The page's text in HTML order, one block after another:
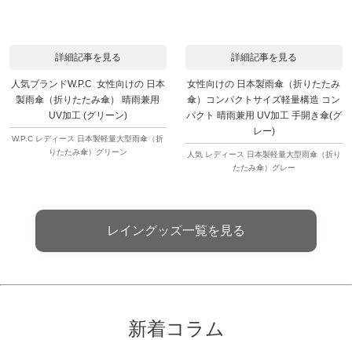
詳細記事を見る
人気ブランドW.P.C 女性向けの 日本
製雨傘（折りたたみ傘） 晴雨兼用
UV加工 (グリーン)
W.P.C レディース 日本製軽量大型雨傘（折
りたたみ傘）グリーン
詳細記事を見る
女性向けの 日本製雨傘（折りたたみ
傘）コンパクトサイズ軽量構造 コン
パクト 晴雨兼用 UV加工 手開き傘(グ
レー)
人気 レディース 日本製軽量大型雨傘（折り
たたみ傘）グレー
レイングッズ一覧を見る
新着コラム